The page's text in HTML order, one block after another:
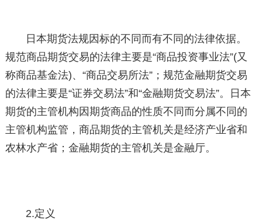
日本期货法规因标的不同而有不同的法律依据。
规范商品期货交易的法律主要是“商品投资事业法”(又
称商品基金法)、“商品交易所法”；规范金融期货交易
的法律主要是“证券交易法”和“金融期货交易法”。日本
期货的主管机构因期货商品的性质不同而分属不同的
主管机构监管，商品期货的主管机关是经济产业省和
农林水产省；金融期货的主管机关是金融厅。
2.定义